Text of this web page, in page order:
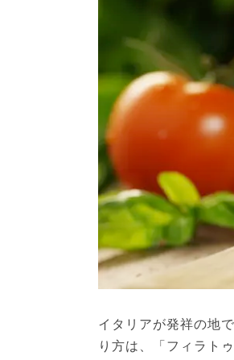
イタリアが発祥の地
り方は、「フィラト